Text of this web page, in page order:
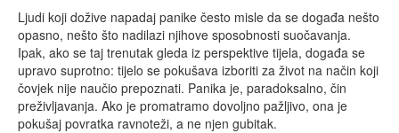
Ljudi koji dožive napadaj panike često misle da se događa nešto
opasno, nešto što nadilazi njihove sposobnosti suočavanja.
Ipak, ako se taj trenutak gleda iz perspektive tijela, događa se
upravo suprotno: tijelo se pokušava izboriti za život na način koji
čovjek nije naučio prepoznati. Panika je, paradoksalno, čin
preživljavanja. Ako je promatramo dovoljno pažljivo, ona je
pokušaj povratka ravnoteži, a ne njen gubitak.